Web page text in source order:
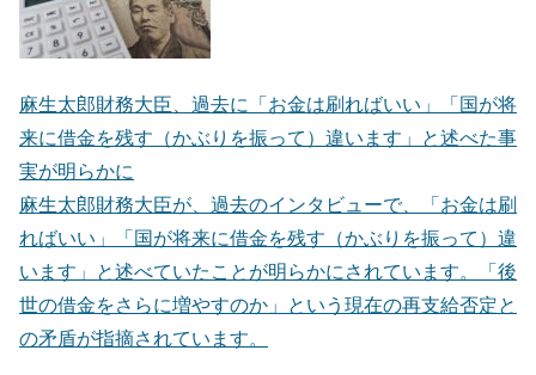
麻生太郎財務大臣、過去に「お金は刷ればいい」「国が将
来に借金を残す（かぶりを振って）違います」と述べた事
実が明らかに
麻生太郎財務大臣が、過去のインタビューで、「お金は刷
ればいい」「国が将来に借金を残す（かぶりを振って）違
います」と述べていたことが明らかにされています。「後
世の借金をさらに増やすのか」という現在の再支給否定と
の矛盾が指摘されています。